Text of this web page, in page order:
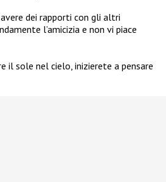
dei rapporti con gli altri
l’amicizia e non vi piace
il sole nel cielo, inizierete a pensare